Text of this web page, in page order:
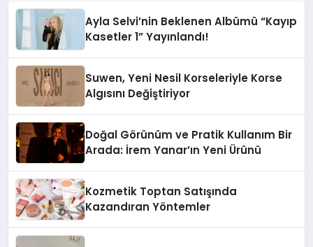
Ayla Selvi’nin Beklenen Albümü “Kayıp
Kasetler 1” Yayınlandı!
Suwen, Yeni Nesil Korseleriyle Korse
Algısını Değiştiriyor
Doğal Görünüm ve Pratik Kullanım Bir
Arada: İrem Yanar’ın Yeni Ürünü
Kozmetik Toptan Satışında
Kazandıran Yöntemler